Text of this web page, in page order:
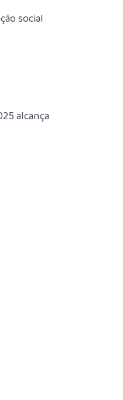
social
alcança